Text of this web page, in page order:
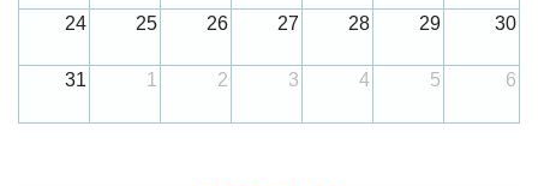
24 25 26 27 28 29 30
31 1 2 3 4 5 6